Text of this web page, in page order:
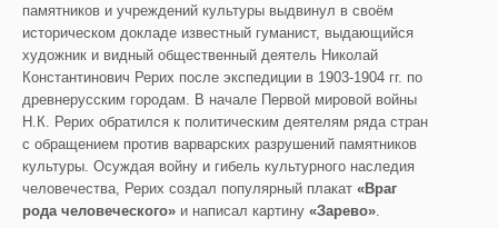
памятников и учреждений культуры выдвинул в своём
историческом докладе известный гуманист, выдающийся
художник и видный общественный деятель Николай
Константинович Рерих после экспедиции в 1903-1904 гг. по
древнерусским городам. В начале Первой мировой войны
Н.К. Рерих обратился к политическим деятелям ряда стран
с обращением против варварских разрушений памятников
культуры. Осуждая войну и гибель культурного наследия
человечества, Рерих создал популярный плакат «Враг
рода человеческого» и написал картину «Зарево».